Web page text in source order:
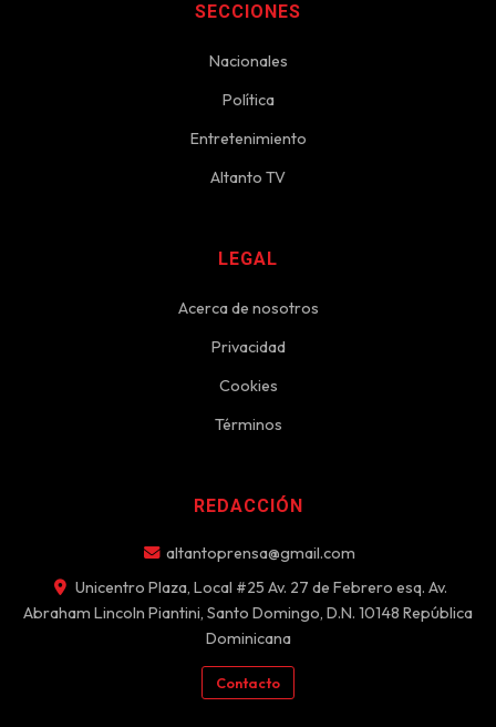
SECCIONES
Nacionales
Política
Entretenimiento
Altanto TV
LEGAL
Acerca de nosotros
Privacidad
Cookies
Términos
REDACCIÓN
altantoprensa@gmail.com
Unicentro Plaza, Local #25 Av. 27 de Febrero esq. Av.
Abraham Lincoln Piantini, Santo Domingo, D.N. 10148 República
Dominicana
Contacto